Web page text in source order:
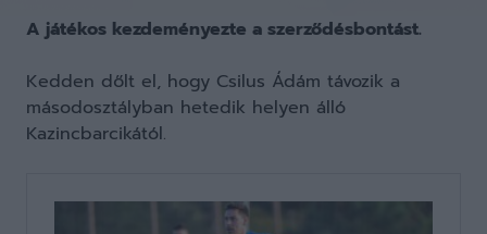
A játékos kezdeményezte a szerződésbontást.
Kedden dőlt el, hogy Csilus Ádám távozik a
másodosztályban hetedik helyen álló
Kazincbarcikától.